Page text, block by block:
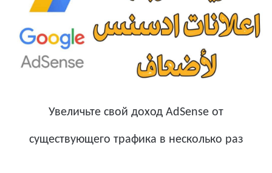
Увеличьте свой доход AdSense от
существующего трафика в несколько раз